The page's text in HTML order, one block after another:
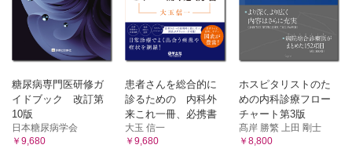
糖尿病専門医研修ガ
イドブック 改訂第
10版
日本糖尿病学会
￥9,680
患者さんを総合的に
診るための 内科外
来これ一冊、必携書
大玉 信一
￥9,680
ホスピタリストのた
めの内科診療フロー
チャート第3版
髙岸 勝繁 上田 剛士
￥8,800